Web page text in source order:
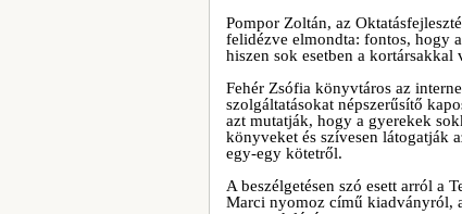
Pompor Zoltán, az
felidézve elmondta: fontos, hogy
hiszen sok esetben a
Fehér Zsófia könyvtáros az
szolgáltatásokat népszerűsítő
azt mutatják, hogy a gyerekek
könyveket és szívesen látogatják
egy-egy kötetről.
A beszélgetésen szó esett arról a
Marci nyomoz című kiadványról,